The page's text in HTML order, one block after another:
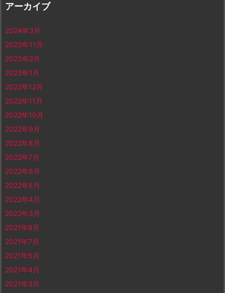
アーカイブ
2024年3月
2023年11月
2023年2月
2023年1月
2022年12月
2022年11月
2022年10月
2022年9月
2022年8月
2022年7月
2022年6月
2022年5月
2022年4月
2022年3月
2021年8月
2021年7月
2021年5月
2021年4月
2021年3月